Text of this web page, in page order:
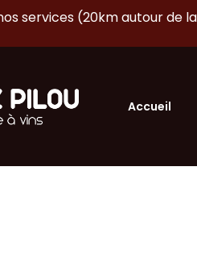
services (20km autour de
Accueil